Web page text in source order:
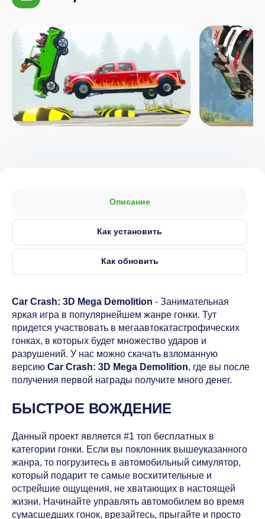
Описание
Как установить
Как обновить
Car Crash: 3D Mega Demolition - Занимательная
яркая игра в популярнейшем жанре гонки. Тут
придется участвовать в мегаавтокатастрофических
гонках, в которых будет множество ударов и
разрушений. У нас можно скачать взломанную
версию Car Crash: 3D Mega Demolition, где вы после
получения первой награды получите много денег.
БЫСТРОЕ ВОЖДЕНИЕ
Данный проект является #1 топ бесплатных в
категории гонки. Если вы поклонник вышеуказанного
жанра, то погрузитесь в автомобильный симулятор,
который подарит те самые восхитительные и
острейшие ощущения, не хватающих в настоящей
жизни. Начинайте управлять автомобилем во время
сумасшедших гонок, врезайтесь, прыгайте и просто